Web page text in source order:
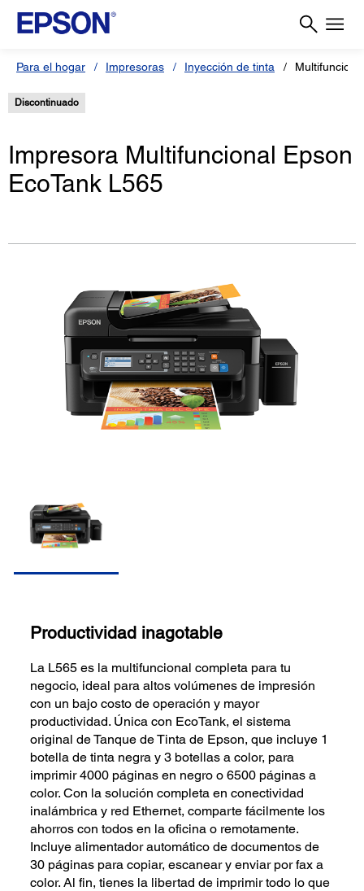
Para el hogar Impresoras Inyección de tinta
Discontinuado
Impresora Multifuncional Epson
EcoTank L565
Productividad inagotable
La L565 es la multifuncional completa para tu
negocio, ideal para altos volúmenes de impresión
con un bajo costo de operación y mayor
productividad. Única con EcoTank, el sistema
original de Tanque de Tinta de Epson, que incluye 1
botella de tinta negra y 3 botellas a color, para
imprimir 4000 páginas en negro o 6500 páginas a
color. Con la solución completa en conectividad
inalámbrica y red Ethernet, comparte fácilmente los
ahorros con todos en la oficina o remotamente.
Incluye alimentador automático de documentos de
30 páginas para copiar, escanear y enviar por fax a
color. Al fin, tienes la libertad de imprimir todo lo que